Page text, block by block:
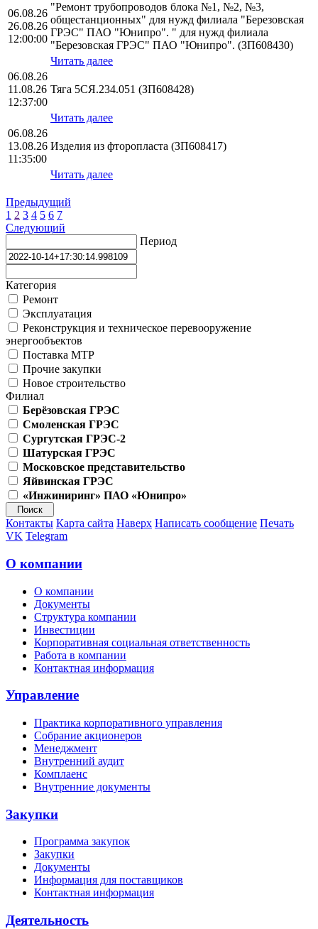
06.08.26
26.08.26
12:00:00
"Ремонт трубопроводов блока №1, №2, №3,
общестанционных" для нужд филиала "Березовская
ГРЭС" ПАО "Юнипро". " для нужд филиала
"Березовская ГРЭС" ПАО "Юнипро". (ЗП608430)
Читать далее
06.08.26
11.08.26
12:37:00
Тяга 5СЯ.234.051 (ЗП608428)
Читать далее
06.08.26
13.08.26
11:35:00
Изделия из фторопласта (ЗП608417)
Читать далее
Предыдущий
1 2 3 4 5 6 7
Следующий
Период
Категория
Ремонт
Эксплуатация
Реконструкция и техническое перевооружение
энергообъектов
Поставка МТР
Прочие закупки
Новое строительство
Филиал
Берёзовская ГРЭС
Смоленская ГРЭС
Сургутская ГРЭС-2
Шатурская ГРЭС
Московское представительство
Яйвинская ГРЭС
«Инжиниринг» ПАО «Юнипро»
Контакты Карта сайта Наверх Написать сообщение Печать
VK Telegram
О компании
О компании
Документы
Структура компании
Инвестиции
Корпоративная социальная ответственность
Работа в компании
Контактная информация
Управление
Практика корпоративного управления
Собрание акционеров
Менеджмент
Внутренний аудит
Комплаенс
Внутренние документы
Закупки
Программа закупок
Закупки
Документы
Информация для поставщиков
Контактная информация
Деятельность